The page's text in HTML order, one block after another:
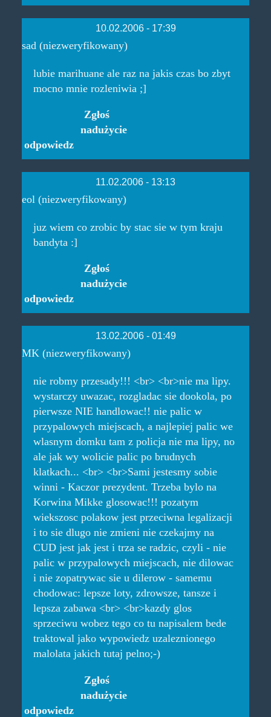
10.02.2006 - 17:39
sad (niezweryfikowany)
lubie marihuane ale raz na jakis czas bo zbyt
mocno mnie rozleniwia ;]
odpowiedz
Zgłoś
nadużycie
11.02.2006 - 13:13
eol (niezweryfikowany)
juz wiem co zrobic by stac sie w tym kraju
bandyta :]
odpowiedz
Zgłoś
nadużycie
13.02.2006 - 01:49
MK (niezweryfikowany)
nie robmy przesady!!! <br> <br>nie ma lipy.
wystarczy uwazac, rozgladac sie dookola, po
pierwsze NIE handlowac!! nie palic w
przypalowych miejscach, a najlepiej palic we
wlasnym domku tam z policja nie ma lipy, no
ale jak wy wolicie palic po brudnych
klatkach... <br> <br>Sami jestesmy sobie
winni - Kaczor prezydent. Trzeba bylo na
Korwina Mikke glosowac!!! pozatym
wiekszosc polakow jest przeciwna legalizacji
i to sie dlugo nie zmieni nie czekajmy na
CUD jest jak jest i trza se radzic, czyli - nie
palic w przypalowych miejscach, nie dilowac
i nie zopatrywac sie u dilerow - samemu
chodowac: lepsze loty, zdrowsze, tansze i
lepsza zabawa <br> <br>kazdy glos
sprzeciwu wobez tego co tu napisalem bede
traktowal jako wypowiedz uzaleznionego
malolata jakich tutaj pelno;-)
odpowiedz
Zgłoś
nadużycie